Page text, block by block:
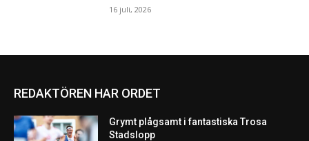
16 juli, 2026
REDAKTÖREN HAR ORDET
Grymt plågsamt i fantastiska Trosa
Stadslopp